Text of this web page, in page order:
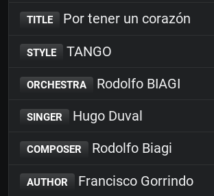
TITLE Por tener un corazón
STYLE TANGO
ORCHESTRA Rodolfo BIAGI
SINGER Hugo Duval
COMPOSER Rodolfo Biagi
AUTHOR Francisco Gorrindo